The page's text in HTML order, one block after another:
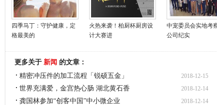
四季马丁：守护健康，定
格最美的
火热来袭！柏厨杯厨房设
计大赛进
中宠委员会实地考
公司纪实
更多关于 新闻 的文章：
精密冲压件的加工流程「锐硕五金」
2018-12-15
世界充满爱，金宫热心肠 湖北黄石香 2018-12-14
龚国林参加“创客中国”中小微企业 2018-12-14